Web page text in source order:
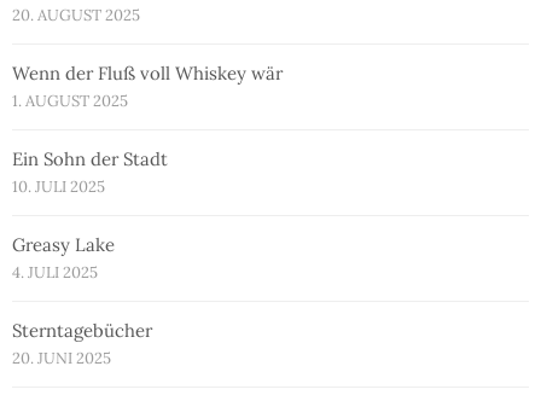
20. AUGUST 2025
Wenn der Fluß voll Whiskey wär
1. AUGUST 2025
Ein Sohn der Stadt
10. JULI 2025
Greasy Lake
4. JULI 2025
Sterntagebücher
20. JUNI 2025